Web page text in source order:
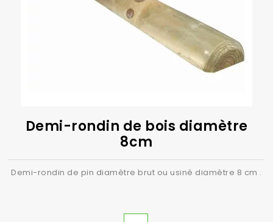
Demi-rondin de bois diamètre
8cm
Demi-rondin de pin diamètre brut ou usiné diamètre 8 cm .